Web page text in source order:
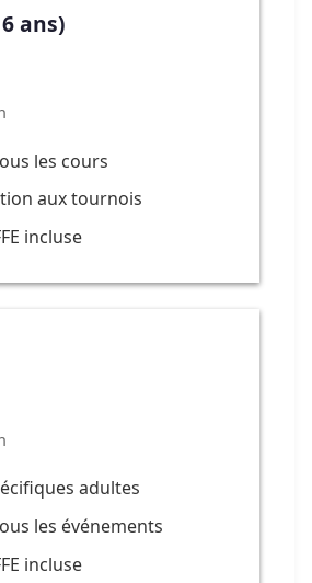
ans)
les cours
aux tournois
incluse
adultes
les événements
incluse